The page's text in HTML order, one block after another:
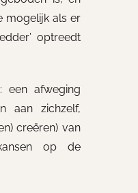
mogelijk als er
optreedt
een afweging
aan zichzelf,
creëren) van
op de